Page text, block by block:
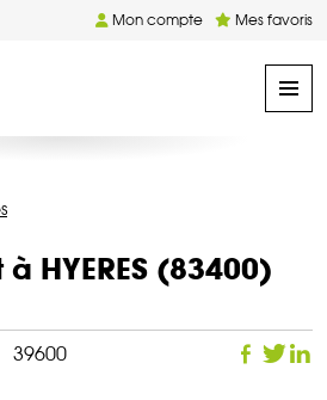
Mon compte Mes favoris
HYERES (83400)
39600